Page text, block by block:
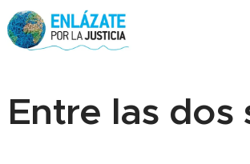
Entre las dos